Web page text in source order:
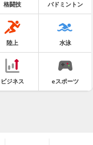
格闘技 バドミントン
陸上 水泳
ビジネス eスポーツ